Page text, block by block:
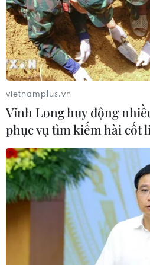
vietnamplus.vn
Vĩnh Long huy động
phục vụ tìm kiếm hài cốt